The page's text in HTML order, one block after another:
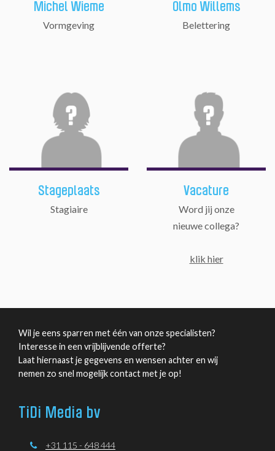
Michel Wieme
Vormgeving
Olmo Willems
Belettering
Stageplaats
Stagiaire
Vacature
Word jij onze
nieuwe collega?
klik hier
Wil je eens sparren met één van onze specialisten?
Interesse in een vrijblijvende offerte?
Laat hiernaast je gegevens en wensen achter en wij
nemen zo snel mogelijk contact met je op!
TiDi Media bv
+31 115 - 648 444